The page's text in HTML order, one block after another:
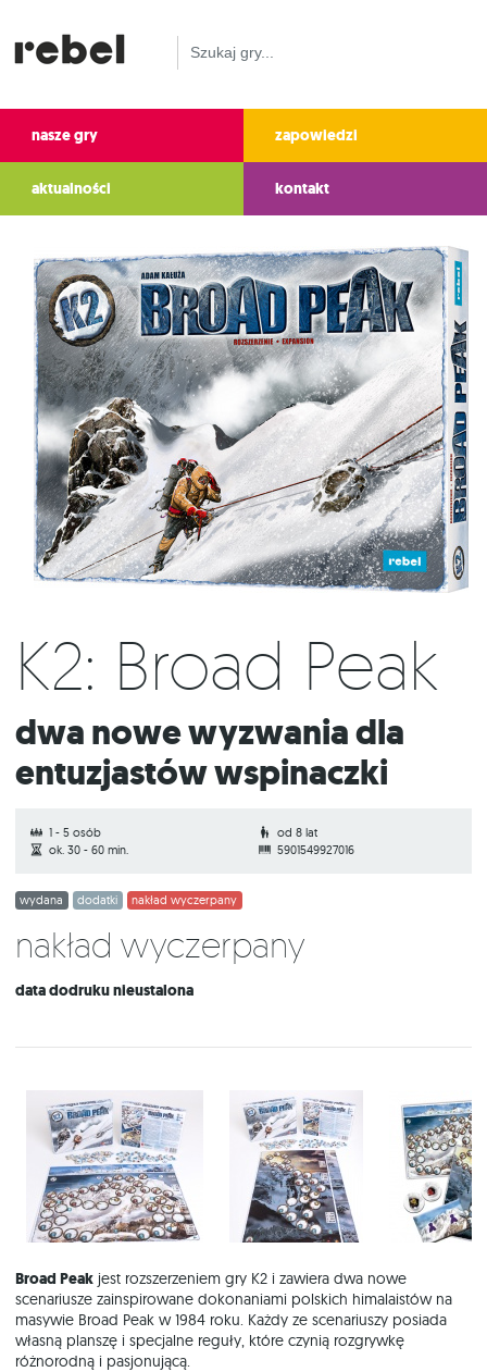
nasze gry zapowiedzi
aktualności kontakt
K2: Broad Peak
Dwa nowe wyzwania dla
entuzjastów wspinaczki
1 - 5 osób
od 8 lat
ok. 30 - 60 min.
5901549927016
wydana dodatki nakład wyczerpany
Nakład wyczerpany
data dodruku nieustalona
Broad Peak jest rozszerzeniem gry K2 i zawiera dwa nowe
scenariusze zainspirowane dokonaniami polskich himalaistów na
masywie Broad Peak w 1984 roku. Każdy ze scenariuszy posiada
własną planszę i specjalne reguły, które czynią rozgrywkę
różnorodną i pasjonującą.